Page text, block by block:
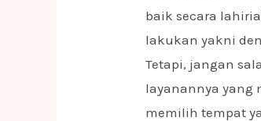
baik secara
lakukan yakni
Tetapi, jangan
layanannya yang
memilih tempat